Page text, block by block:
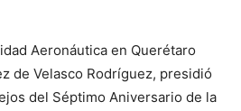
Aeronáutica en Querétaro
de Velasco Rodríguez, presidió
del Séptimo Aniversario de la